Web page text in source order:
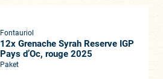
Fontauriol
12x Grenache Syrah Reserve IGP
Pays d’Oc, rouge 2025
Paket